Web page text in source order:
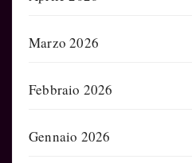
Marzo 2026
Febbraio 2026
Gennaio 2026